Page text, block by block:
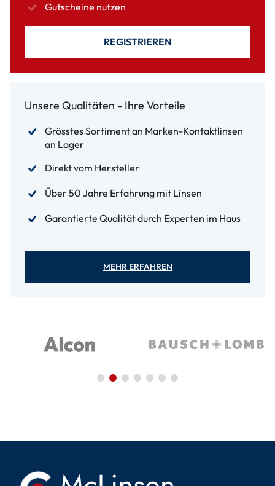
Gutscheine nutzen
REGISTRIEREN
Unsere Qualitäten - Ihre Vorteile
Grösstes Sortiment an Marken-Kontaktlinsen
an Lager
Direkt vom Hersteller
Über 50 Jahre Erfahrung mit Linsen
Garantierte Qualität durch Experten im Haus
MEHR ERFAHREN